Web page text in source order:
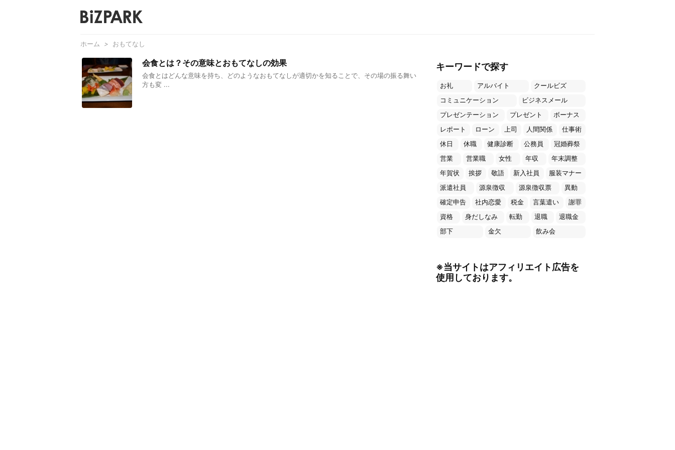
ホーム > おもてなし
会食とは？その意味とおもてなしの効果
会食とはどんな意味を持ち、どのようなおもてなしが適切かを知ることで、その場の振る舞い
方も変 ...
キーワードで探す
お礼 アルバイト
クールビズ
コミュニケーション
ビジネスメール
プレゼンテーション
プレゼント
ボーナス
レポート
ローン 上司 人間関係
仕事術
休日
休職 健康診断 公務員
冠婚葬祭
営業
営業職 女性 年収
年末調整
年賀状
挨拶 敬語 新入社員
服装マナー
派遣社員
源泉徴収 源泉徴収票
異動
確定申告
社内恋愛 税金 言葉遣い
謝罪
資格
身だしなみ 転勤 退職
退職金
部下
金欠 飲み会
※当サイトはアフィリエイト広告を
使用しております。